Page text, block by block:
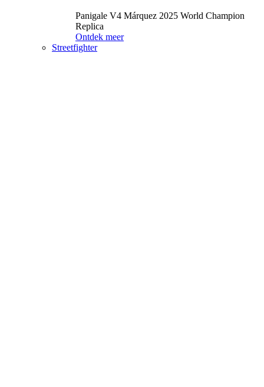
Panigale V4 Márquez 2025 World Champion
Replica
Ontdek meer
Streetfighter